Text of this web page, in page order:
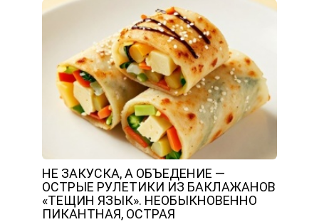
НЕ ЗАКУСКА, А ОБЪЕДЕНИЕ —
ОСТРЫЕ РУЛЕТИКИ ИЗ БАКЛАЖАНОВ
«ТЕЩИН ЯЗЫК». НЕОБЫКНОВЕННО
ПИКАНТНАЯ, ОСТРАЯ